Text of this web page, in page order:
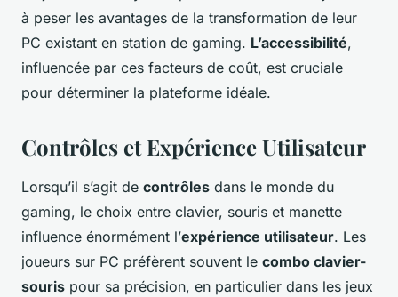
à peser les avantages de la transformation de leur
PC existant en station de gaming. L’accessibilité,
influencée par ces facteurs de coût, est cruciale
pour déterminer la plateforme idéale.
Contrôles et Expérience Utilisateur
Lorsqu’il s’agit de contrôles dans le monde du
gaming, le choix entre clavier, souris et manette
influence énormément l’expérience utilisateur. Les
joueurs sur PC préfèrent souvent le combo clavier-
souris pour sa précision, en particulier dans les jeux